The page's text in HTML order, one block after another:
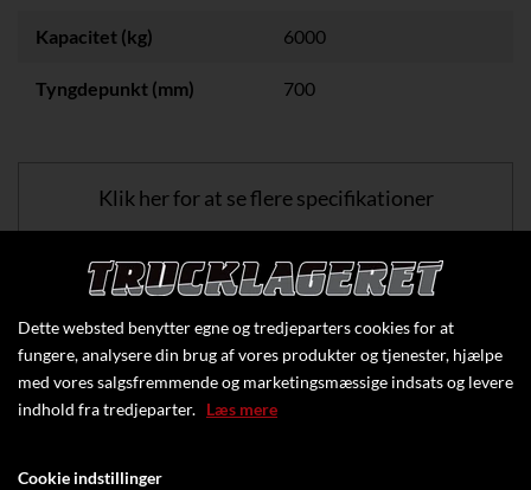
Kapacitet (kg) 6000
Tyngdepunkt (mm) 700
Klik her for at se flere specifikationer
Dette websted benytter egne og tredjeparters cookies for at
fungere, analysere din brug af vores produkter og tjenester, hjælpe
med vores salgsfremmende og marketingsmæssige indsats og levere
indhold fra tredjeparter. Læs mere
Cookie indstillinger